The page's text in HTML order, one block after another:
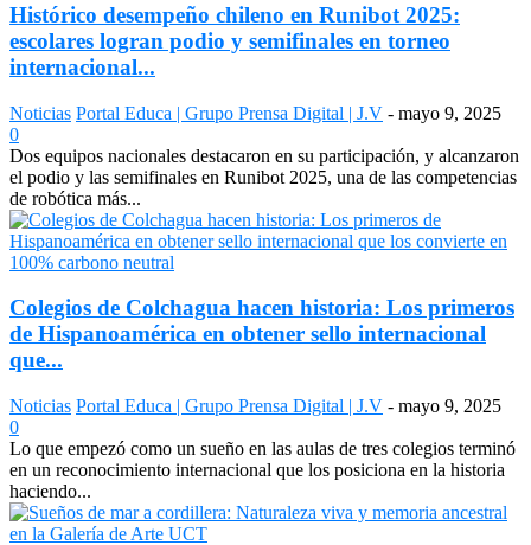
Histórico desempeño chileno en Runibot 2025:
escolares logran podio y semifinales en torneo
internacional...
Noticias Portal Educa | Grupo Prensa Digital | J.V - mayo 9, 2025
0
Dos equipos nacionales destacaron en su participación, y alcanzaron
el podio y las semifinales en Runibot 2025, una de las competencias
de robótica más...
Colegios de Colchagua hacen historia: Los primeros
de Hispanoamérica en obtener sello internacional
que...
Noticias Portal Educa | Grupo Prensa Digital | J.V - mayo 9, 2025
0
Lo que empezó como un sueño en las aulas de tres colegios terminó
en un reconocimiento internacional que los posiciona en la historia
haciendo...